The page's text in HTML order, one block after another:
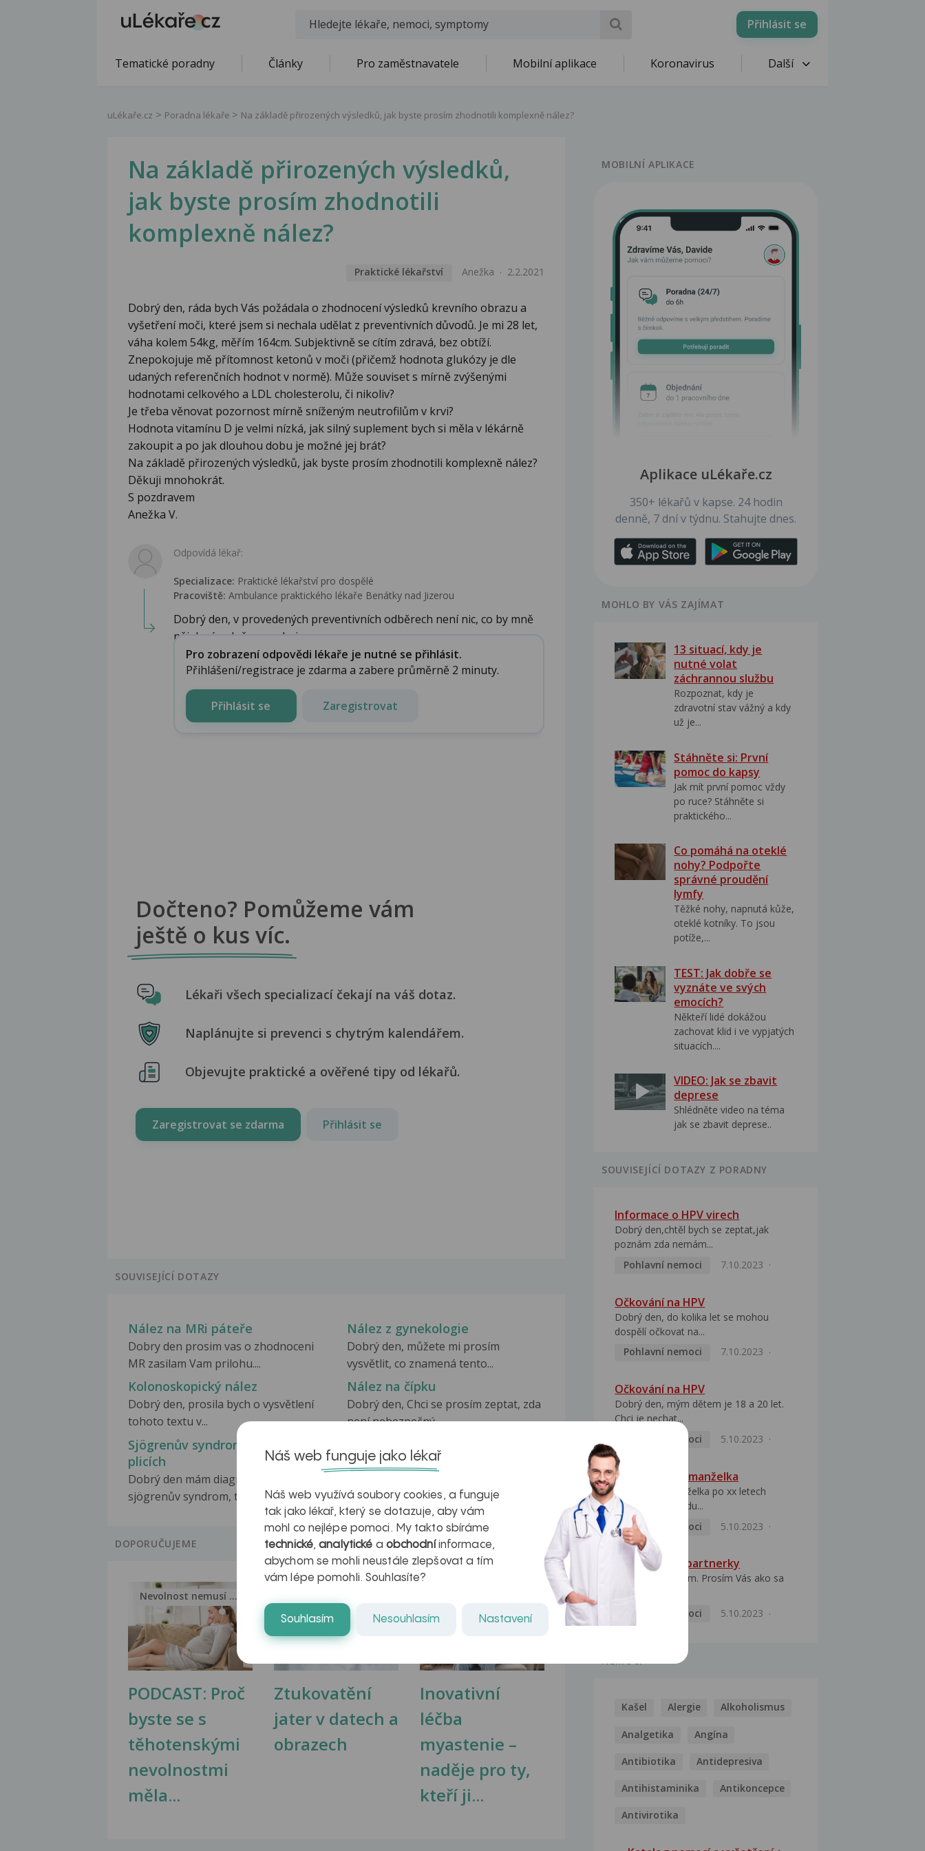
Přihlásit se
Tematické poradny Články Pro zaměstnavatele Mobilní aplikace Koronavirus Další
uLékaře.cz Poradna lékaře Na základě přirozených výsledků, jak byste prosím zhodnotili komplexně nález?
Na základě přirozených výsledků,
jak byste prosím zhodnotili
komplexně nález?
Praktické lékařství Anežka 2.2.2021
Dobrý den, ráda bych Vás požádala o zhodnocení výsledků krevního obrazu a
vyšetření moči, které jsem si nechala udělat z preventivních důvodů. Je mi 28 let,
váha kolem 54kg, měřím 164cm. Subjektivně se cítím zdravá, bez obtíží.
Znepokojuje mě přítomnost ketonů v moči (přičemž hodnota glukózy je dle
udaných referenčních hodnot v normě). Může souviset s mírně zvýšenými
hodnotami celkového a LDL cholesterolu, či nikoliv?
Je třeba věnovat pozornost mírně sníženým neutrofilům v krvi?
Hodnota vitamínu D je velmi nízká, jak silný suplement bych si měla v lékárně
zakoupit a po jak dlouhou dobu je možné jej brát?
Na základě přirozených výsledků, jak byste prosím zhodnotili komplexně nález?
Děkuji mnohokrát.
S pozdravem
Anežka V.
Odpovídá lékař:
Specializace: Praktické lékařství pro dospělé
Pracoviště: Ambulance praktického lékaře Benátky nad Jizerou
Dobrý den, v provedených preventivních odběrech není nic, co by mně
nějak zásadně znepokojo...
Pro zobrazení odpovědi lékaře je nutné se přihlásit.
Přihlášení/registrace je zdarma a zabere průměrně 2 minuty.
Přihlásit se Zaregistrovat
Dočteno? Pomůžeme vám
ještě o kus víc.
Lékaři všech specializací čekají na váš dotaz.
Naplánujte si prevenci s chytrým kalendářem.
Objevujte praktické a ověřené tipy od lékařů.
Zaregistrovat se zdarma Přihlásit se
SOUVISEJÍCÍ DOTAZY
Nález na MRi páteře
Dobry den prosim vas o zhodnoceni
MR zasilam Vam prilohu....
Nález z gynekologie
Dobrý den, můžete mi prosím
vysvětlit, co znamená tento...
Kolonoskopický nález
Dobrý den, prosila bych o vysvětlení
tohoto textu v...
Nález na čípku
Dobrý den, Chci se prosím zeptat, zda
není nebezpečný...
Sjögrenův syndrom, nález na
plicích
Dobrý den mám diagnostikován
sjögrenův syndrom, test...
Prosím o vysvětlení z histologického
DOPORUČUJEME
PODCAST: Proč
byste se s
těhotenskými
nevolnostmi
měla...
Nevolnost nemusí být nutnou...
Ztukovatění
jater v datech a
obrazech
Inovativní
léčba
myastenie –
naděje pro ty,
kteří ji...
MOBILNÍ APLIKACE
Aplikace uLékaře.cz
350+ lékařů v kapse. 24 hodin
denně, 7 dní v týdnu. Stahujte dnes.
MOHLO BY VÁS ZAJÍMAT
13 situací, kdy je
nutné volat
záchrannou službu
Rozpoznat, kdy je
zdravotní stav vážný a kdy
už je...
Stáhněte si: První
pomoc do kapsy
Jak mít první pomoc vždy
po ruce? Stáhněte si
praktického...
Co pomáhá na oteklé
nohy? Podpořte
správné proudění
lymfy
Těžké nohy, napnutá kůže,
oteklé kotníky. To jsou
potíže,...
TEST: Jak dobře se
vyznáte ve svých
emocích?
Někteří lidé dokážou
zachovat klid i ve vypjatých
situacích....
VIDEO: Jak se zbavit
deprese
Shlédněte video na téma
jak se zbavit deprese..
SOUVISEJÍCÍ DOTAZY Z PORADNY
Informace o HPV virech
Dobrý den,chtěl bych se zeptat,jak
poznám zda nemám...
Pohlavní nemoci
7.10.2023
Očkování na HPV
Dobrý den, do kolika let se mohou
dospělí očkovat na...
Pohlavní nemoci
7.10.2023
Očkování na HPV
Dobrý den, mým dětem je 18 a 20 let.
Chci je nechat...
Pohlavní nemoci
5.10.2023
HPV pozitivní manželka
Dobrý den, manželka po xx letech
přivezla z Východu...
Pohlavní nemoci
5.10.2023
HPV typ 52 u partnerky
Dobrý deň prajem. Prosím Vás ako sa
Pohlavní nemoci
5.10.2023
NEMOCI
Kašel Alergie Alkoholismus
Analgetika Angína
Antibiotika Antidepresiva
Antihistaminika Antikoncepce
Antivirotika
Náš web funguje jako lékař
Náš web využívá soubory cookies, a funguje
tak jako lékař, který se dotazuje, aby vám
mohl co nejlépe pomoci. My takto sbíráme
technické,analytické a obchodníinformace,
abychom se mohli neustále zlepšovat a tím
vám lépe pomohli. Souhlasíte?
Souhlasím Nesouhlasím Nastavení